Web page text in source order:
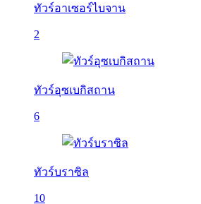
ทัวร์อาเซอร์ไบจาน
2
ทัวร์อุซเบกิสถาน
6
ทัวร์บราซิล
10